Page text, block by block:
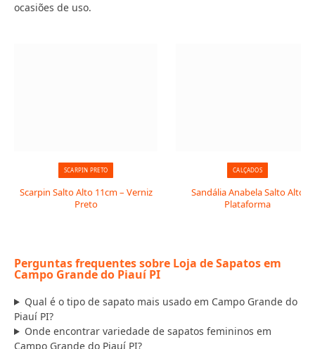
ocasiões de uso.
SCARPIN PRETO
Scarpin Salto Alto 11cm – Verniz
Preto
CALÇADOS
Sandália Anabela Salto Alto
Plataforma
Perguntas frequentes sobre Loja de Sapatos em
Campo Grande do Piauí PI
Qual é o tipo de sapato mais usado em Campo Grande do
Piauí PI?
Onde encontrar variedade de sapatos femininos em
Campo Grande do Piauí PI?